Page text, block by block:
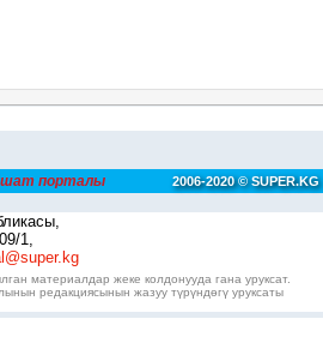
порталы 2006-2020 © SUPER.KG
1,
материалдар жеке колдонууда гана уруксат.
редакциясынын жазуу түрүндөгү уруксаты